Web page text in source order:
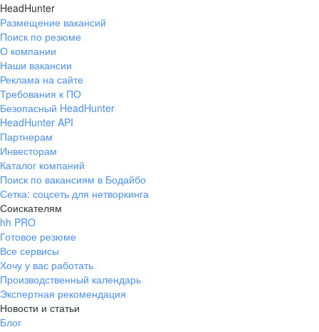
HeadHunter
Размещение вакансий
Поиск по резюме
О компании
Наши вакансии
Реклама на сайте
Требования к ПО
Безопасный HeadHunter
HeadHunter API
Партнерам
Инвесторам
Каталог компаний
Поиск по вакансиям в Бодайбо
Сетка: соцсеть для нетворкинга
Соискателям
hh PRO
Готовое резюме
Все сервисы
Хочу у вас работать
Производственный календарь
Экспертная рекомендация
Новости и статьи
Блог